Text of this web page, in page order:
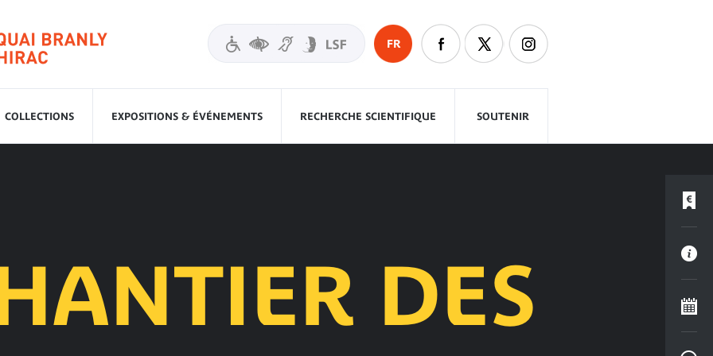
FR
COLLECTIONS EXPOSITIONS & ÉVÉNEMENTS RECHERCHE SCIENTIFIQUE SOUTENIR
DES